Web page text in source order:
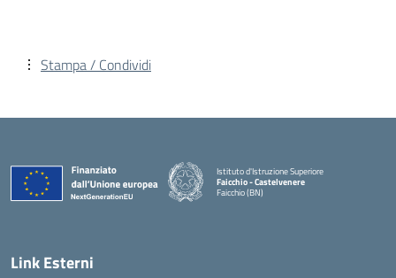
Stampa / Condividi
Istituto d'Istruzione Superiore
Faicchio - Castelvenere
Faicchio (BN)
Link Esterni